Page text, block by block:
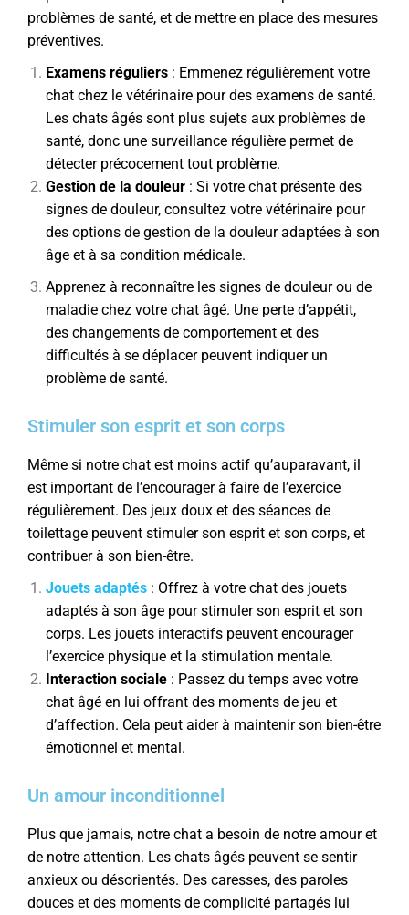
problèmes de santé, et de mettre en place des mesures
préventives.
Examens réguliers : Emmenez régulièrement votre
chat chez le vétérinaire pour des examens de santé.
Les chats âgés sont plus sujets aux problèmes de
santé, donc une surveillance régulière permet de
détecter précocement tout problème.
Gestion de la douleur : Si votre chat présente des
signes de douleur, consultez votre vétérinaire pour
des options de gestion de la douleur adaptées à son
âge et à sa condition médicale.
Apprenez à reconnaître les signes de douleur ou de
maladie chez votre chat âgé. Une perte d’appétit,
des changements de comportement et des
difficultés à se déplacer peuvent indiquer un
problème de santé.
Stimuler son esprit et son corps
Même si notre chat est moins actif qu’auparavant, il
est important de l’encourager à faire de l’exercice
régulièrement. Des jeux doux et des séances de
toilettage peuvent stimuler son esprit et son corps, et
contribuer à son bien-être.
Jouets adaptés : Offrez à votre chat des jouets
adaptés à son âge pour stimuler son esprit et son
corps. Les jouets interactifs peuvent encourager
l’exercice physique et la stimulation mentale.
Interaction sociale : Passez du temps avec votre
chat âgé en lui offrant des moments de jeu et
d’affection. Cela peut aider à maintenir son bien-être
émotionnel et mental.
Un amour inconditionnel
Plus que jamais, notre chat a besoin de notre amour et
de notre attention. Les chats âgés peuvent se sentir
anxieux ou désorientés. Des caresses, des paroles
douces et des moments de complicité partagés lui